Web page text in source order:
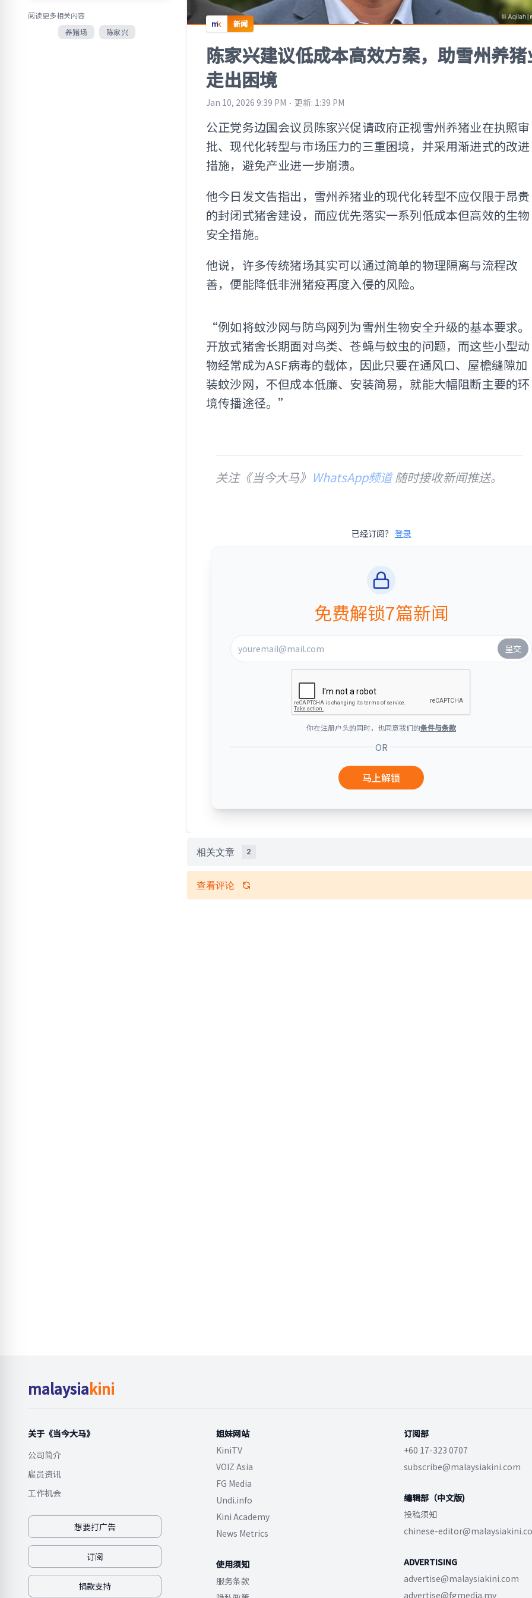
阅读更多相关内容
养猪场
陈家兴
新闻
陈家兴建议低成本高效方案，助雪州养猪
走出困境
Jan 10, 2026 9:39 PM ⋅ 更新: 1:39 PM
公正党务边国会议员陈家兴促请政府正视雪州养猪业在执照审
批、现代化转型与市场压力的三重困境，并采用渐进式的改进
措施，避免产业进一步崩溃。
他今日发文告指出，雪州养猪业的现代化转型不应仅限于昂贵
的封闭式猪舍建设，而应优先落实一系列低成本但高效的生物
安全措施。
他说，许多传统猪场其实可以通过简单的物理隔离与流程改
善，便能降低非洲猪疫再度入侵的风险。
“例如将蚊沙网与防鸟网列为雪州生物安全升级的基本要求。
开放式猪舍长期面对鸟类、苍蝇与蚊虫的问题，而这些小型动
物经常成为ASF病毒的载体，因此只要在通风口、屋檐缝隙加
装蚊沙网，不但成本低廉、安装简易，就能大幅阻断主要的环
境传播途径。”
关注《当今大马》 WhatsApp频道随时接收新闻推送。
已经订阅？ 登录
免费解锁7篇新闻
你在注册户头的同时，也同意我们的条件与条款
OR
马上解锁
相关文章 2
查看评论
malaysiakini
关于《当今大马》
公司简介
雇员资讯
工作机会
想要打广告
订阅
捐款支持
姐妹网站
KiniTV
VOIZ Asia
FG Media
Undi.info
Kini Academy
News Metrics
使用须知
服务条款
订阅部
+60 17-323 0707
subscribe@malaysiakini.com
编辑部（中文版)
投稿须知
chinese-
ADVERTISING
advertise@malaysiakini.com
advertise@fgmedia.my